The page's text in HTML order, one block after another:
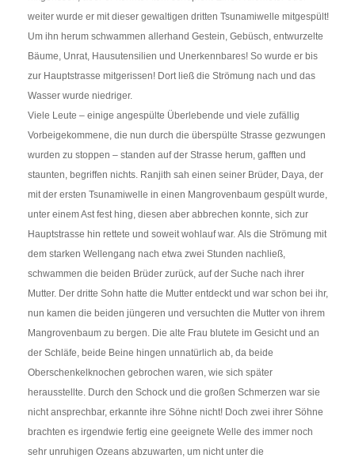
weiter wurde er mit dieser gewaltigen dritten Tsunamiwelle mitgespült!
Um ihn herum schwammen allerhand Gestein, Gebüsch, entwurzelte
Bäume, Unrat, Hausutensilien und Unerkennbares! So wurde er bis
zur Hauptstrasse mitgerissen! Dort ließ die Strömung nach und das
Wasser wurde niedriger.
Viele Leute – einige angespülte Überlebende und viele zufällig
Vorbeigekommene, die nun durch die überspülte Strasse gezwungen
wurden zu stoppen – standen auf der Strasse herum, gafften und
staunten, begriffen nichts. Ranjith sah einen seiner Brüder, Daya, der
mit der ersten Tsunamiwelle in einen Mangrovenbaum gespült wurde,
unter einem Ast fest hing, diesen aber abbrechen konnte, sich zur
Hauptstrasse hin rettete und soweit wohlauf war. Als die Strömung mit
dem starken Wellengang nach etwa zwei Stunden nachließ,
schwammen die beiden Brüder zurück, auf der Suche nach ihrer
Mutter. Der dritte Sohn hatte die Mutter entdeckt und war schon bei ihr,
nun kamen die beiden jüngeren und versuchten die Mutter von ihrem
Mangrovenbaum zu bergen. Die alte Frau blutete im Gesicht und an
der Schläfe, beide Beine hingen unnatürlich ab, da beide
Oberschenkelknochen gebrochen waren, wie sich später
herausstellte. Durch den Schock und die großen Schmerzen war sie
nicht ansprechbar, erkannte ihre Söhne nicht! Doch zwei ihrer Söhne
brachten es irgendwie fertig eine geeignete Welle des immer noch
sehr unruhigen Ozeans abzuwarten, um nicht unter die